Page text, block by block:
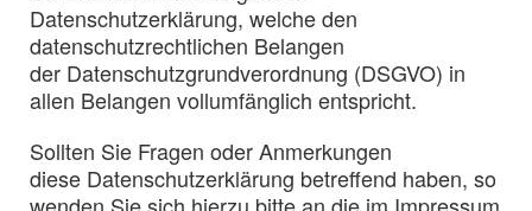
Datenschutzerklärung, welche den
datenschutzrechtlichen Belangen
der Datenschutzgrundverordnung (DSGVO) in
allen Belangen vollumfänglich entspricht.
Sollten Sie Fragen oder Anmerkungen
diese Datenschutzerklärung betreffend haben, so